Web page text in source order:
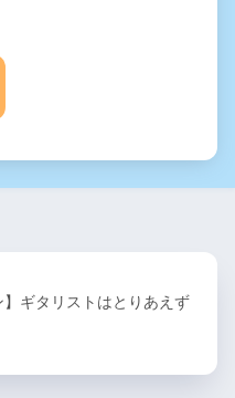
】ギタリストはとりあえず